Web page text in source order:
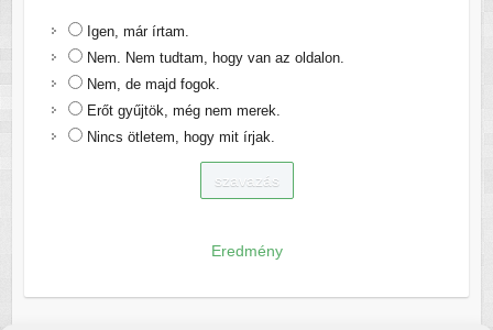
Igen, már írtam.
Nem. Nem tudtam, hogy van az oldalon.
Nem, de majd fogok.
Erőt gyűjtök, még nem merek.
Nincs ötletem, hogy mit írjak.
Eredmény